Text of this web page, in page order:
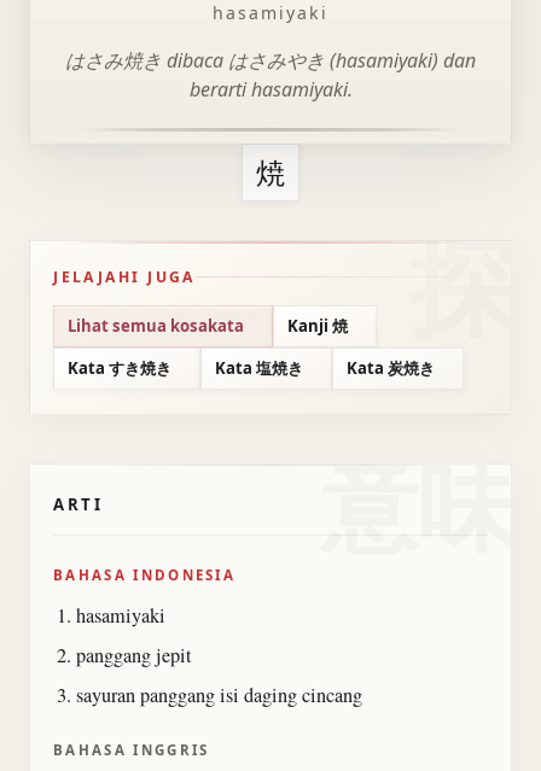
hasamiyaki
はさみ焼き dibaca はさみやき (hasamiyaki) dan
berarti hasamiyaki.
焼
JELAJAHI JUGA
Lihat semua kosakata
Kanji 焼
Kata すき焼き
Kata 塩焼き Kata 炭焼き
意味
ARTI
BAHASA INDONESIA
hasamiyaki
panggang jepit
sayuran panggang isi daging cincang
BAHASA INGGRIS